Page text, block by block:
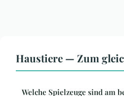
Haustiere — Zum
Welche Spielzeuge sind am